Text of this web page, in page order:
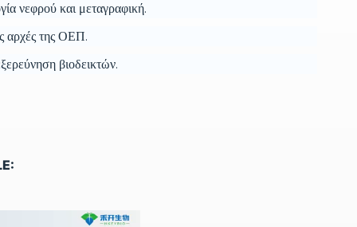
νεφρού και μεταγραφική.
αρχές της ΟΕΠ.
βιοδεικτών.